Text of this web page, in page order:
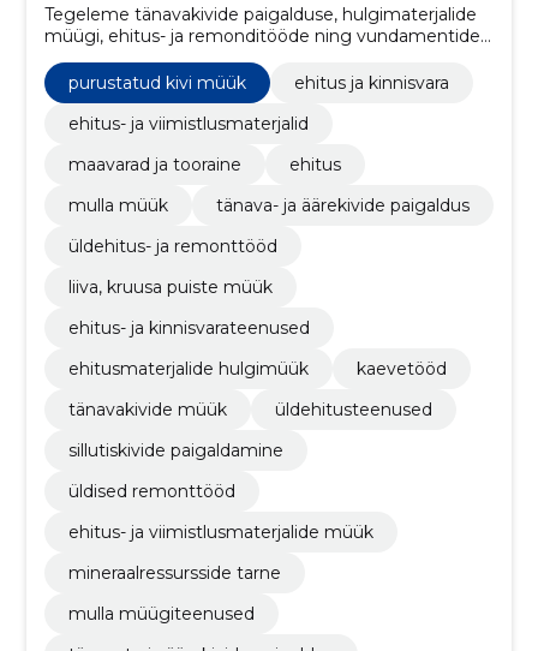
Tegeleme tänavakivide paigalduse, hulgimaterjalide
müügi, ehitus- ja remonditööde ning vundamentide
ehitamisega.
purustatud kivi müük
ehitus ja kinnisvara
ehitus- ja viimistlusmaterjalid
maavarad ja tooraine
ehitus
mulla müük
tänava- ja äärekivide paigaldus
üldehitus- ja remonttööd
liiva, kruusa puiste müük
ehitus- ja kinnisvarateenused
ehitusmaterjalide hulgimüük
kaevetööd
tänavakivide müük
üldehitusteenused
sillutiskivide paigaldamine
üldised remonttööd
ehitus- ja viimistlusmaterjalide müük
mineraalressursside tarne
mulla müügiteenused